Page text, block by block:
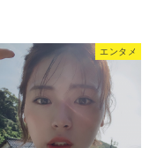
エンタメ